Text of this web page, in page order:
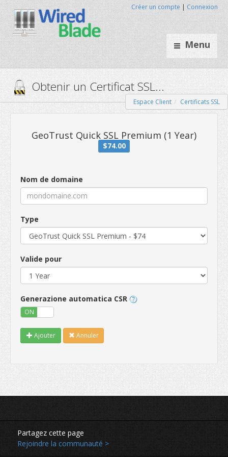
Menu
Créer un compte | Connexion
Obtenir un Certificat SSL...
Espace Client Certificats SSL
GeoTrust Quick SSL Premium
Nom de domaine
Type
Valide pour
Generazione automatica CSR
ON
Ajouter Annuler
Partagez cette page
Rejoindre la communauté >